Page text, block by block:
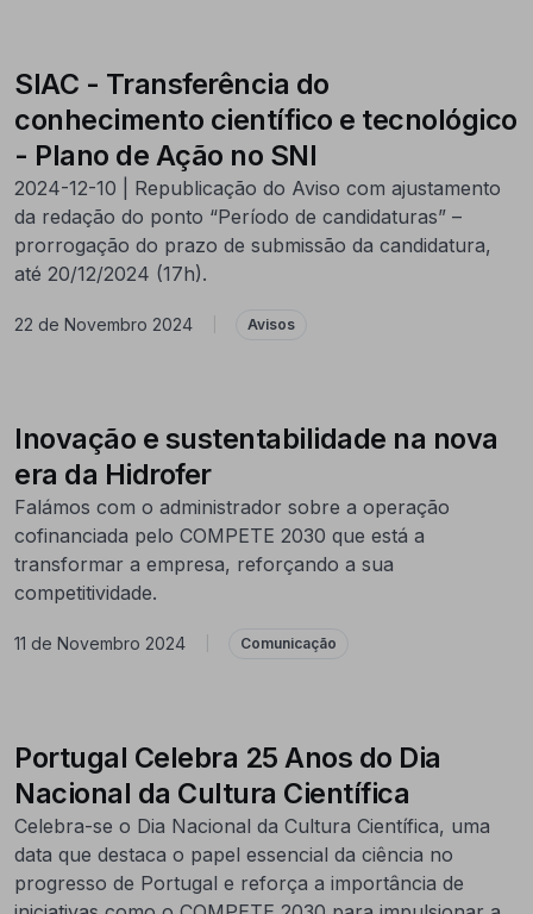
SIAC - Transferência do
conhecimento científico e tecnológico
- Plano de Ação no SNI
2024-12-10 | Republicação do Aviso com ajustamento
da redação do ponto “Período de candidaturas” –
prorrogação do prazo de submissão da candidatura,
até 20/12/2024 (17h).
22 de Novembro 2024 Avisos
Inovação e sustentabilidade na nova
era da Hidrofer
Falámos com o administrador sobre a operação
cofinanciada pelo COMPETE 2030 que está a
transformar a empresa, reforçando a sua
competitividade.
11 de Novembro 2024 Comunicação
Portugal Celebra 25 Anos do Dia
Nacional da Cultura Científica
Celebra-se o Dia Nacional da Cultura Científica, uma
data que destaca o papel essencial da ciência no
progresso de Portugal e reforça a importância de